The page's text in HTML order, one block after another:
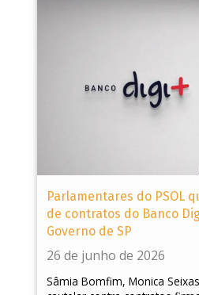
Parlamentares do PSOL
de contratos do Banco
Governo de SP
26 de junho de 2026
Sâmia Bomfim, Monica